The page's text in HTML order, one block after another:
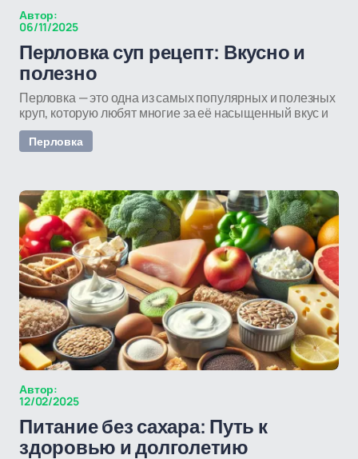
Автор:
06/11/2025
Перловка суп рецепт: Вкусно и
полезно
Перловка — это одна из самых популярных и полезных
круп, которую любят многие за её насыщенный вкус и
Перловка
Автор:
12/02/2025
Питание без сахара: Путь к
здоровью и долголетию